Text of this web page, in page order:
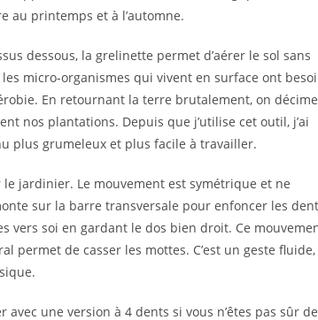
au printemps et à l’automne.
dessous, la grelinette permet d’aérer le sol sans
micro-organismes qui vivent en surface ont
En retournant la terre brutalement, on décime
nos plantations. Depuis que j’utilise cet outil, j’ai
plus grumeleux et plus facile à travailler.
jardinier. Le mouvement est symétrique et ne
sur la barre transversale pour enfoncer les
vers soi en gardant le dos bien droit. Ce
permet de casser les mottes. C’est un geste fluide,
une version à 4 dents si vous n’êtes pas sûr de